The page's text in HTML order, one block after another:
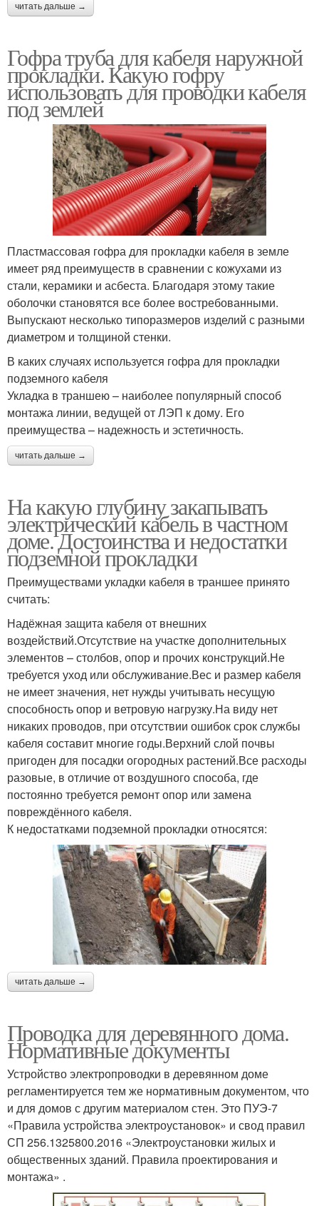
читать дальше →
Гофра труба для кабеля наружной
прокладки. Какую гофру
использовать для проводки кабеля
под землей
Пластмассовая гофра для прокладки кабеля в земле
имеет ряд преимуществ в сравнении с кожухами из
стали, керамики и асбеста. Благодаря этому такие
оболочки становятся все более востребованными.
Выпускают несколько типоразмеров изделий с разными
диаметром и толщиной стенки.
В каких случаях используется гофра для прокладки
подземного кабеля
Укладка в траншею – наиболее популярный способ
монтажа линии, ведущей от ЛЭП к дому. Его
преимущества – надежность и эстетичность.
читать дальше →
На какую глубину закапывать
электрический кабель в частном
доме. Достоинства и недостатки
подземной прокладки
Преимуществами укладки кабеля в траншее принято
считать:
Надёжная защита кабеля от внешних
воздействий.Отсутствие на участке дополнительных
элементов – столбов, опор и прочих конструкций.Не
требуется уход или обслуживание.Вес и размер кабеля
не имеет значения, нет нужды учитывать несущую
способность опор и ветровую нагрузку.На виду нет
никаких проводов, при отсутствии ошибок срок службы
кабеля составит многие годы.Верхний слой почвы
пригоден для посадки огородных растений.Все расходы
разовые, в отличие от воздушного способа, где
постоянно требуется ремонт опор или замена
повреждённого кабеля.
К недостатками подземной прокладки относятся:
читать дальше →
Проводка для деревянного дома.
Нормативные документы
Устройство электропроводки в деревянном доме
регламентируется тем же нормативным документом, что
и для домов с другим материалом стен. Это ПУЭ-7
«Правила устройства электроустановок» и свод правил
СП 256.1325800.2016 «Электроустановки жилых и
общественных зданий. Правила проектирования и
монтажа» .